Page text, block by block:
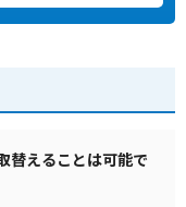
えることは可能で